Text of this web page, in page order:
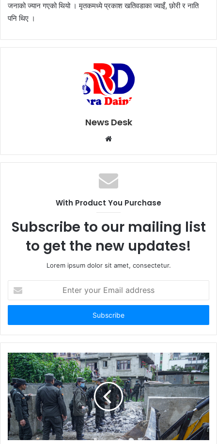
जनाको ज्यान गएको थियो । मृतकमध्ये प्रकाश खतिवडाका ज्वाइँ, छोरी र नाति
पनि थिए ।
News Desk
b
s
i
e
With Product You Purchase
Subscribe to our mailing list
to get the new updates!
Lorem ipsum dolor sit amet, consectetur.
t
r
y
u
r
E
m
a
i
l
a
d